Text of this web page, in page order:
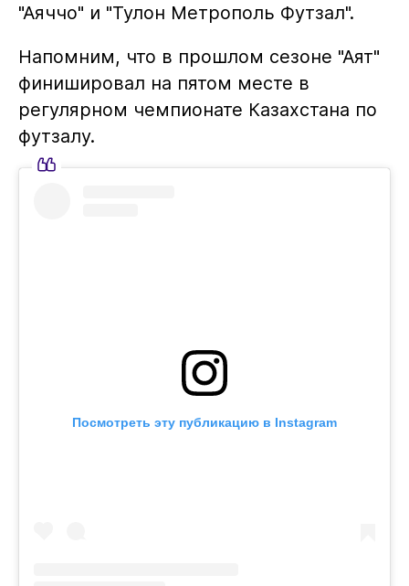
"Аяччо" и "Тулон Метрополь Футзал".
Напомним, что в прошлом сезоне "Аят"
финишировал на пятом месте в
регулярном чемпионате Казахстана по
футзалу.
Посмотреть эту публикацию в Instagram